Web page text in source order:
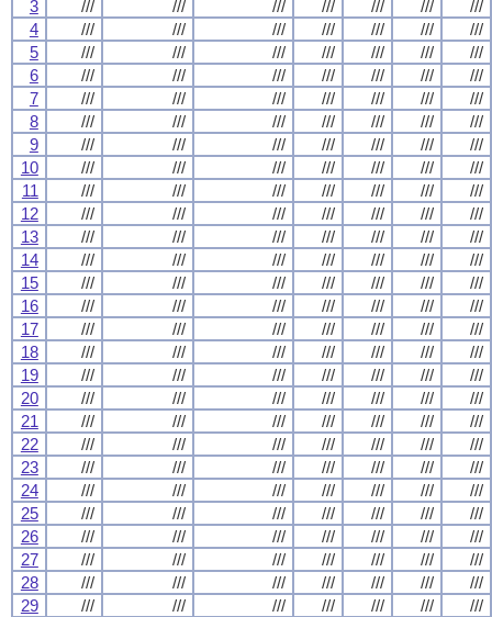
3
/// /// /// /// /// ///
///
4
/// /// /// /// /// ///
///
5
/// /// /// /// /// ///
///
6
/// /// /// /// /// ///
///
7
/// /// /// /// /// ///
///
8
/// /// /// /// /// ///
///
9
/// /// /// /// /// ///
///
10
/// /// /// /// /// ///
///
11
/// /// /// /// /// ///
///
12
/// /// /// /// /// ///
///
13
/// /// /// /// /// ///
///
14
/// /// /// /// /// ///
///
15
/// /// /// /// /// ///
///
16
/// /// /// /// /// ///
///
17
/// /// /// /// /// ///
///
18
/// /// /// /// /// ///
///
19
/// /// /// /// /// ///
///
20
/// /// /// /// /// ///
///
21
/// /// /// /// /// ///
///
22
/// /// /// /// /// ///
///
23
/// /// /// /// /// ///
///
24
/// /// /// /// /// ///
///
25
/// /// /// /// /// ///
///
26
/// /// /// /// /// ///
///
27
/// /// /// /// /// ///
///
28
/// /// /// /// /// ///
///
29
/// /// /// /// /// ///
///